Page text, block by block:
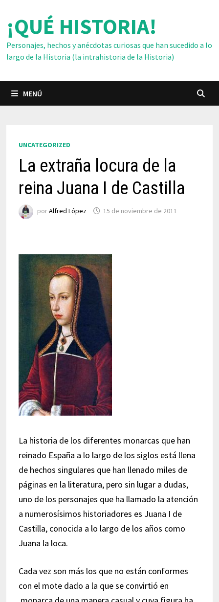
contenido
¡QUÉ HISTORIA!
Personajes, hechos y anécdotas curiosas que han sucedido a lo
largo de la Historia (la intrahistoria de la Historia)
MENÚ
UNCATEGORIZED
La extraña locura de la
reina Juana I de Castilla
porAlfred López 15 de noviembre de 2011
La historia de los diferentes monarcas que han
reinado España a lo largo de los siglos está llena
de hechos singulares que han llenado miles de
páginas en la literatura, pero sin lugar a dudas,
uno de los personajes que ha llamado la atención
a numerosísimos historiadores es Juana I de
Castilla, conocida a lo largo de los años como
Juana la loca.
Cada vez son más los que no están conformes
con el mote dado a la que se convirtió en